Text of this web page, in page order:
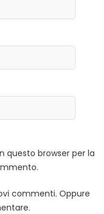
questo browser per la
commenti. Oppure